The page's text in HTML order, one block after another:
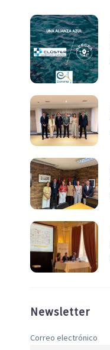
Newsletter
Correo electrónico